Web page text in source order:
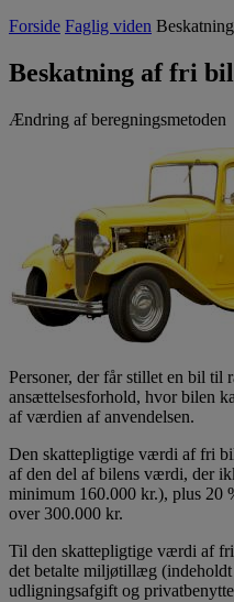
Forside Faglig viden
Beskatning af fri bil
Ændring af beregningsmetoden
Personer, der får stillet en bil til
ansættelsesforhold, hvor bilen
af værdien af anvendelsen.
Den skattepligtige værdi af fri
af den del af bilens værdi, der
minimum 160.000 kr.), plus 20
over 300.000 kr.
Til den skattepligtige værdi af
det betalte miljøtillæg
udligningsafgift og